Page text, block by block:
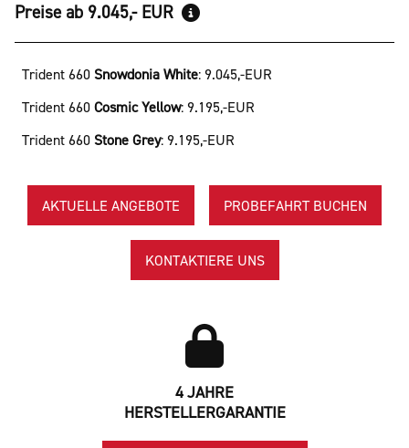
Preise ab 9.045,- EUR
Trident 660 Snowdonia White: 9.045,-EUR
Trident 660 Cosmic Yellow: 9.195,-EUR
Trident 660 Stone Grey: 9.195,-EUR
PROBEFAHRT BUCHEN
AKTUELLE ANGEBOTE
KONTAKTIERE UNS
4 JAHRE
HERSTELLERGARANTIE